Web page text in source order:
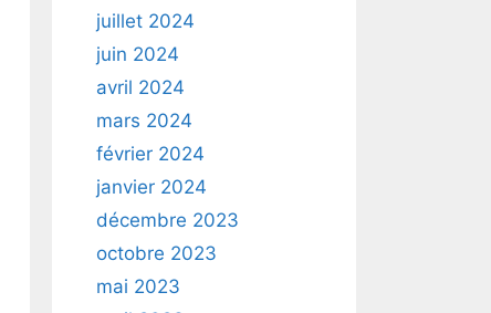
juillet 2024
juin 2024
avril 2024
mars 2024
février 2024
janvier 2024
décembre 2023
octobre 2023
mai 2023